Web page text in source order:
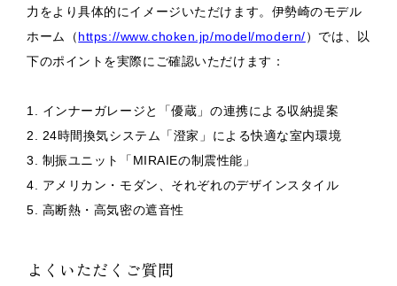
力をより具体的にイメージいただけます。伊勢崎のモデル
ホーム（https://www.choken.jp/model/modern/）では、以
下のポイントを実際にご確認いただけます：
1. インナーガレージと「優蔵」の連携による収納提案
2. 24時間換気システム「澄家」による快適な室内環境
3. 制振ユニット「MIRAIEの制震性能」
4. アメリカン・モダン、それぞれのデザインスタイル
5. 高断熱・高気密の遮音性
よくいただくご質問